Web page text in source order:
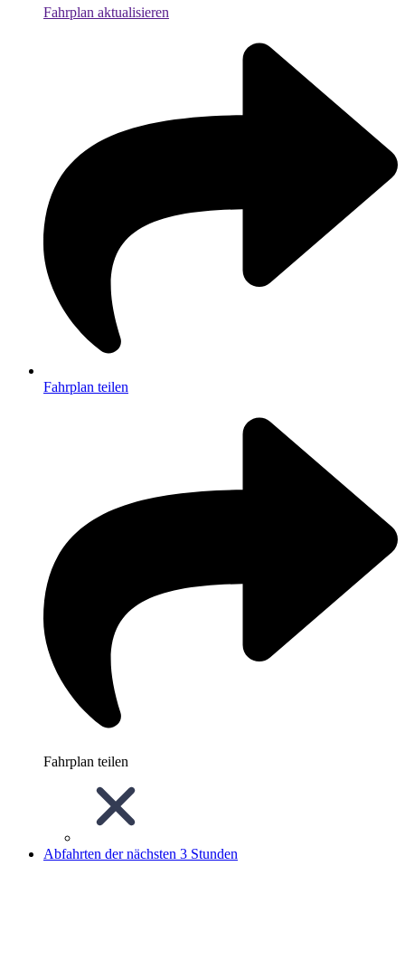
Fahrplan aktualisieren
Fahrplan teilen
Fahrplan teilen
Abfahrten der nächsten 3 Stunden